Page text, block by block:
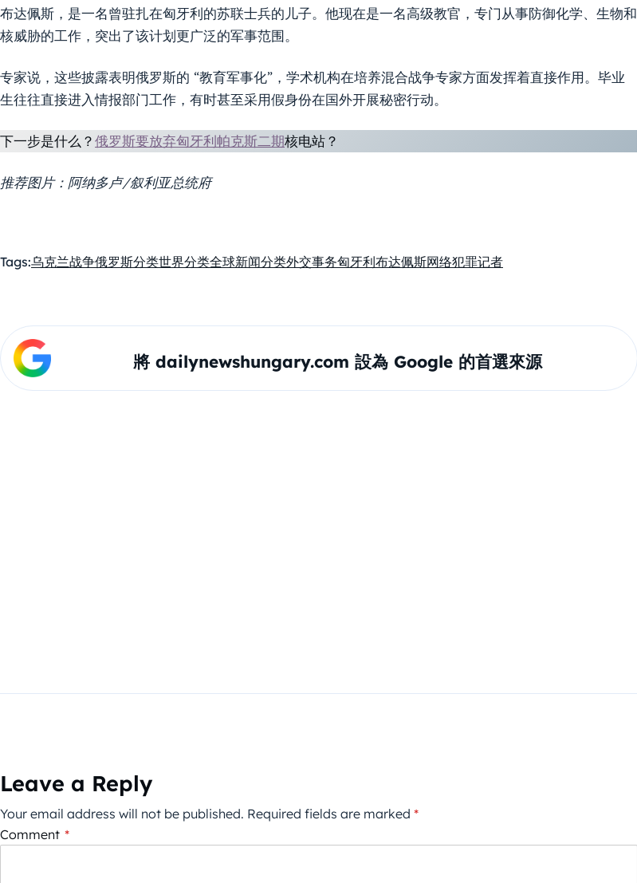
布达佩斯，是一名曾驻扎在匈牙利的苏联士兵的儿子。他现在是一名高级教官，专门从事防御化学、生物和
核威胁的工作，突出了该计划更广泛的军事范围。
专家说，这些披露表明俄罗斯的 “教育军事化”，学术机构在培养混合战争专家方面发挥着直接作用。毕业
生往往直接进入情报部门工作，有时甚至采用假身份在国外开展秘密行动。
下一步是什么？俄罗斯要放弃匈牙利帕克斯二期核电站？
推荐图片：阿纳多卢/叙利亚总统府
Tags:乌克兰战争俄罗斯分类世界分类全球新闻分类外交事务匈牙利布达佩斯网络犯罪记者
將 dailynewshungary.com 設為 Google 的首選來源
Leave a Reply
Your email address will not be published. Required fields are marked *
Comment *